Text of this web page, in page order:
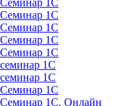
1С
1С
1С
1С
1С
1С
1С
1С. Онлайн